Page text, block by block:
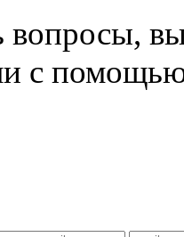
вопросы,
с